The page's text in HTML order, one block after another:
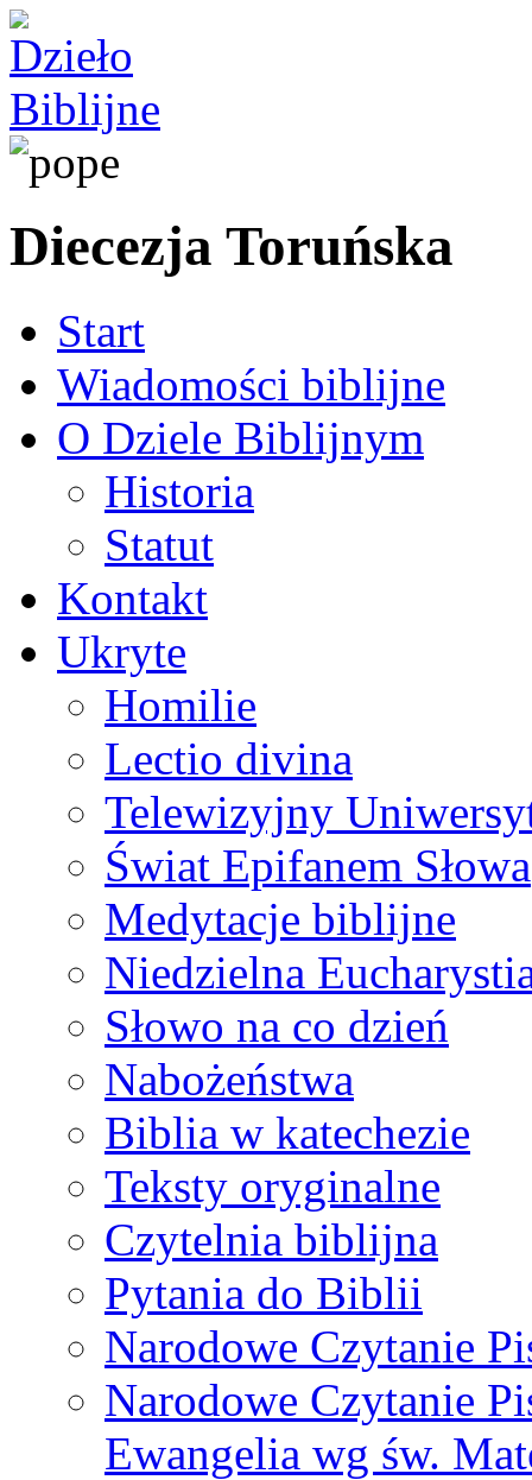
Diecezja Toruńska
Start
Wiadomości biblijne
O Dziele Biblijnym
Historia
Statut
Kontakt
Ukryte
Homilie
Lectio divina
Telewizyjny
Świat Epifanem Słowa
Medytacje biblijne
Niedzielna
Słowo na co dzień
Nabożeństwa
Biblia w katechezie
Teksty oryginalne
Czytelnia biblijna
Pytania do Biblii
Narodowe Czytanie
Narodowe Czytanie
Ewangelia wg św.